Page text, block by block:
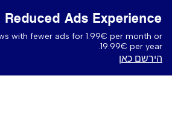
Reduced Ads Experience
with fewer ads for 1.99€ per month or
19.99€ per year.
הירשם כאן